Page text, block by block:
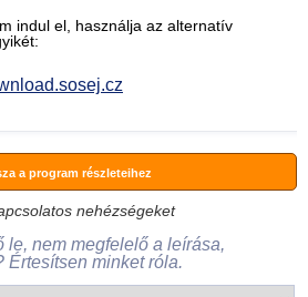
indul el, használja az alternatív
a program részleteihez
nehézségeket
le, nem megfelelő a leírása,
Értesítsen minket róla.